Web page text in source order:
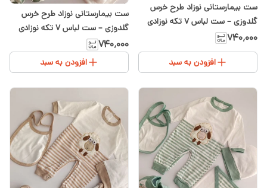
ست بیمارستانی نوزاد طرح خرس
گلدوزی – ست لباس ۷ تکه نوزادی
پنبه‌ای شیدا
۷۴۰٬۰۰۰
افزودن به سبد
ست بیمارستانی نوزاد طرح خرس
گلدوزی – ست لباس ۷ تکه نوزادی
پنبه‌ای شیدا
۷۴۰٬۰۰۰
افزودن به سبد